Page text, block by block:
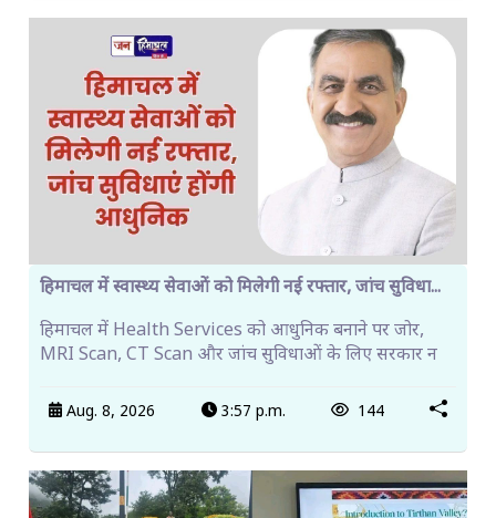
हिमाचल में स्वास्थ्य सेवाओं को मिलेगी नई रफ्तार, जांच सुविधा...
हिमाचल में Health Services को आधुनिक बनाने पर जोर,
MRI Scan, CT Scan और जांच सुविधाओं के लिए सरकार न
Aug. 8, 2026 3:57 p.m. 144